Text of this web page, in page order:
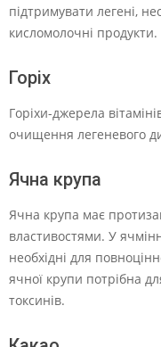
підтримувати легені,
кисломолочні продукти.
Горіх
Горіхи-джерела
очищення легеневого
Ячна крупа
Ячна крупа має
властивостями. У
необхідні для
ячної крупи потрібна
токсинів.